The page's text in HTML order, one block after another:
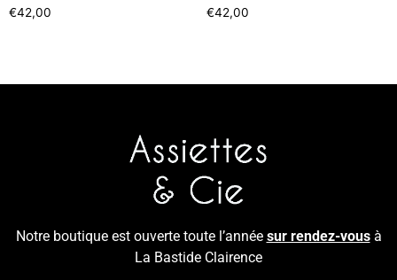
€42,00 €42,00
Notre boutique est ouverte toute l’année sur rendez-vousà
La Bastide Clairence